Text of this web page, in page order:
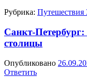
Рубрика: Путешествия
Санкт-
столицы
Опубликовано
Ответить